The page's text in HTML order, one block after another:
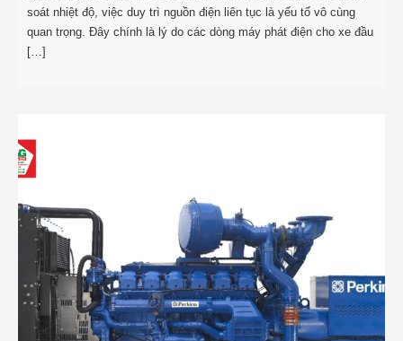
soát nhiệt độ, việc duy trì nguồn điện liên tục là yếu tố vô cùng
quan trọng. Đây chính là lý do các dòng máy phát điện cho xe đầu
[…]